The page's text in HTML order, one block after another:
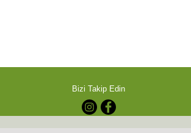
Bizi Takip Edin